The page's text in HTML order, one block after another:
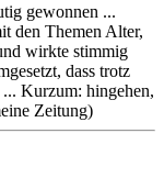
gewonnen ...
den Themen Alter,
wirkte stimmig
dass trotz
Kurzum: hingehen,
Zeitung)